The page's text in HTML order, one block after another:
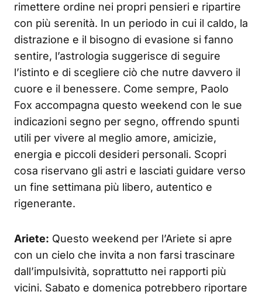
rimettere ordine nei propri pensieri e ripartire
con più serenità. In un periodo in cui il caldo, la
distrazione e il bisogno di evasione si fanno
sentire, l’astrologia suggerisce di seguire
l’istinto e di scegliere ciò che nutre davvero il
cuore e il benessere. Come sempre, Paolo
Fox accompagna questo weekend con le sue
indicazioni segno per segno, offrendo spunti
utili per vivere al meglio amore, amicizie,
energia e piccoli desideri personali. Scopri
cosa riservano gli astri e lasciati guidare verso
un fine settimana più libero, autentico e
rigenerante.
Ariete: Questo weekend per l’Ariete si apre
con un cielo che invita a non farsi trascinare
dall’impulsività, soprattutto nei rapporti più
vicini. Sabato e domenica potrebbero riportare